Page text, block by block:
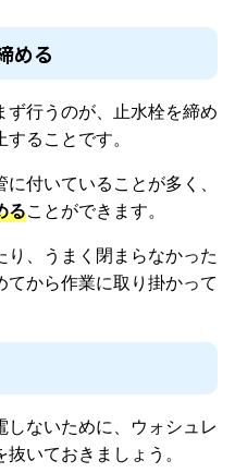
める
ず行うのが、止水栓を締め
ることです。
付いていることが多く、
ることができます。
、うまく閉まらなかった
から作業に取り掛かって
しないために、ウォシュレ
いておきましょう。